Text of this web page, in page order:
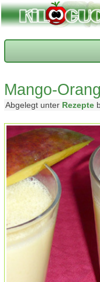
Mango-
Abgelegt unter Rezepte